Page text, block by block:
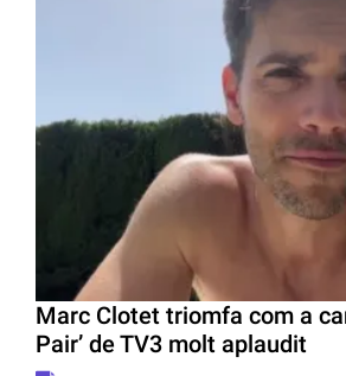
Marc Clotet triomfa com a
Pair’ de TV3 molt aplaudit